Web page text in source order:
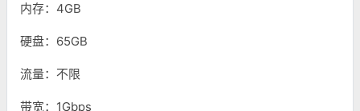
内存：4GB
硬盘：65GB
流量：不限
带宽：1Gbps